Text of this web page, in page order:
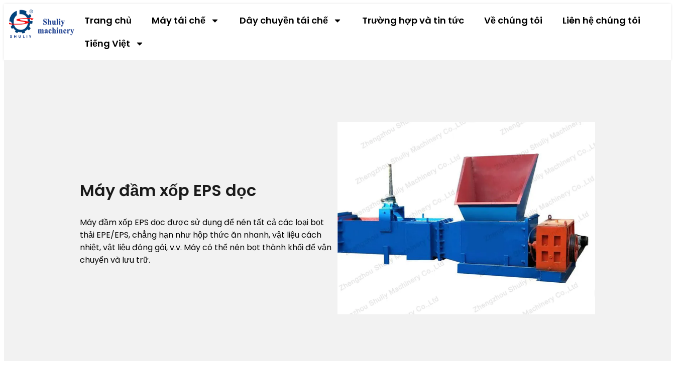
Trang chủ Máy tái chế Dây chuyền tái chế Trường hợp và tin tức Về chúng tôi
Liên hệ chúng tôi
Tiếng Việt
Máy đầm xốp EPS dọc
Máy đầm xốp EPS dọc được sử dụng để nén tất cả các loại bọt
thải EPE/EPS, chẳng hạn như hộp thức ăn nhanh, vật liệu cách
nhiệt, vật liệu đóng gói, v.v. Máy có thể nén bọt thành khối để vận
chuyển và lưu trữ.